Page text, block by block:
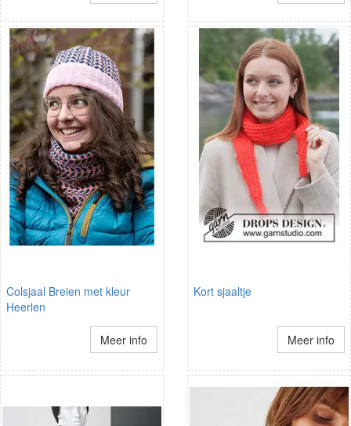
Colsjaal Breien met kleur
Heerlen
Meer info
Kort sjaaltje
Meer info